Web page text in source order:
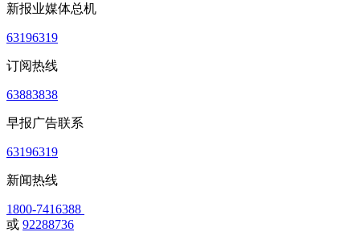
新报业媒体总机
63196319
订阅热线
63883838
早报广告联系
63196319
新闻热线
1800-7416388
或 92288736